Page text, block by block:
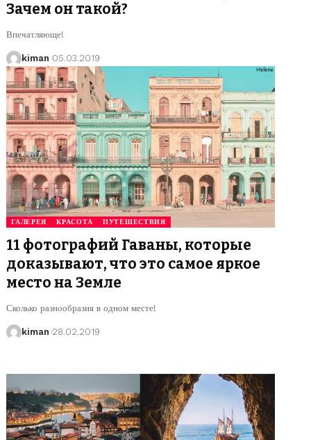
Зачем он такой?
Впечатляюще!
kiman 05.03.2019
ГАЛЕРЕЯ КРАСОТА ПУТЕШЕСТВИЯ
11 фотографий Гаваны, которые
доказывают, что это самое яркое
место на Земле
Сколько разнообразия в одном месте!
kiman 28.02.2019